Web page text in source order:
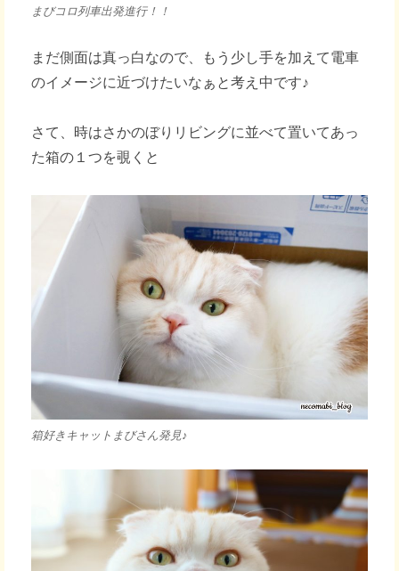
まびコロ列車出発進行！！
まだ側面は真っ白なので、もう少し手を加えて電車
のイメージに近づけたいなぁと考え中です♪
さて、時はさかのぼりリビングに並べて置いてあっ
た箱の１つを覗くと
箱好きキャットまびさん発見♪